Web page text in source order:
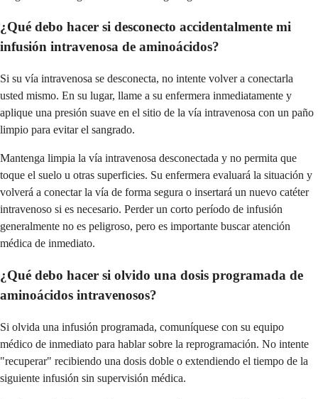
¿Qué debo hacer si desconecto accidentalmente mi
infusión intravenosa de aminoácidos?
Si su vía intravenosa se desconecta, no intente volver a conectarla
usted mismo. En su lugar, llame a su enfermera inmediatamente y
aplique una presión suave en el sitio de la vía intravenosa con un paño
limpio para evitar el sangrado.
Mantenga limpia la vía intravenosa desconectada y no permita que
toque el suelo u otras superficies. Su enfermera evaluará la situación y
volverá a conectar la vía de forma segura o insertará un nuevo catéter
intravenoso si es necesario. Perder un corto período de infusión
generalmente no es peligroso, pero es importante buscar atención
médica de inmediato.
¿Qué debo hacer si olvido una dosis programada de
aminoácidos intravenosos?
Si olvida una infusión programada, comuníquese con su equipo
médico de inmediato para hablar sobre la reprogramación. No intente
"recuperar" recibiendo una dosis doble o extendiendo el tiempo de la
siguiente infusión sin supervisión médica.